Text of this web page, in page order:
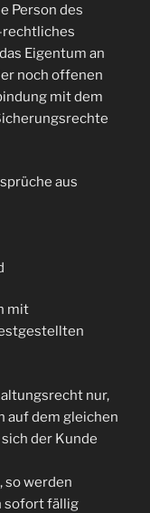
Person des
Eigentum an
noch offenen
mit dem
aus
mit
nur,
auf dem gleichen
der Kunde
so werden
sofort fällig